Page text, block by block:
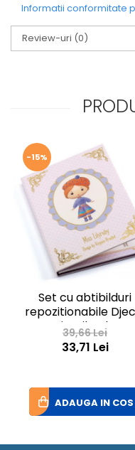
Informatii conformitate
Review-uri (0)
-15%
Set cu abtibilduri
repozitionabile
Miss Lilyruby
39,66 Lei
33,71 Lei
ADAUGA IN COS